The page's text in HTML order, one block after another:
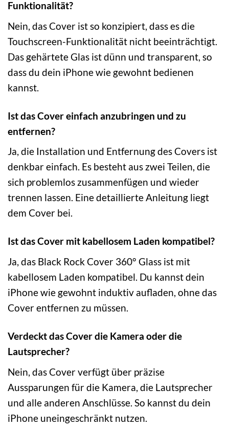
Funktionalität?
Nein, das Cover ist so konzipiert, dass es die
Touchscreen-Funktionalität nicht beeinträchtigt.
Das gehärtete Glas ist dünn und transparent, so
dass du dein iPhone wie gewohnt bedienen
kannst.
Ist das Cover einfach anzubringen und zu
entfernen?
Ja, die Installation und Entfernung des Covers ist
denkbar einfach. Es besteht aus zwei Teilen, die
sich problemlos zusammenfügen und wieder
trennen lassen. Eine detaillierte Anleitung liegt
dem Cover bei.
Ist das Cover mit kabellosem Laden kompatibel?
Ja, das Black Rock Cover 360° Glass ist mit
kabellosem Laden kompatibel. Du kannst dein
iPhone wie gewohnt induktiv aufladen, ohne das
Cover entfernen zu müssen.
Verdeckt das Cover die Kamera oder die
Lautsprecher?
Nein, das Cover verfügt über präzise
Aussparungen für die Kamera, die Lautsprecher
und alle anderen Anschlüsse. So kannst du dein
iPhone uneingeschränkt nutzen.